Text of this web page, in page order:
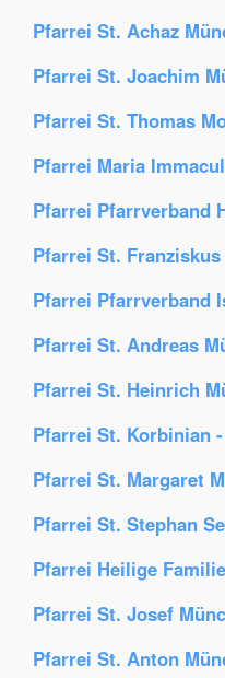
Pfarrei St. Achaz
Pfarrei St. Joachim
Pfarrei St. Thomas
Pfarrei Maria
Pfarrei Pfarrverband
Pfarrei St.
Pfarrei Pfarrverband
Pfarrei St. Andreas
Pfarrei St. Heinrich
Pfarrei St. Korbinian
Pfarrei St. Margaret
Pfarrei St. Stephan
Pfarrei Heilige
Pfarrei St. Josef
Pfarrei St. Anton